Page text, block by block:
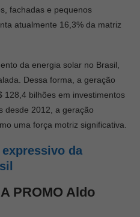
fachadas e pequenos
atualmente 16,3% da matriz
da energia solar no Brasil,
Dessa forma, a geração
128,4 bilhões em investimentos
desde 2012, a geração
uma força motriz significativa.
da
PROMO Aldo